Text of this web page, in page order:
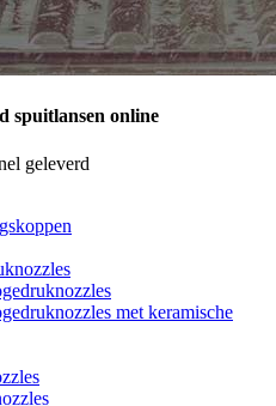
spuitlansen online
geleverd
met keramische